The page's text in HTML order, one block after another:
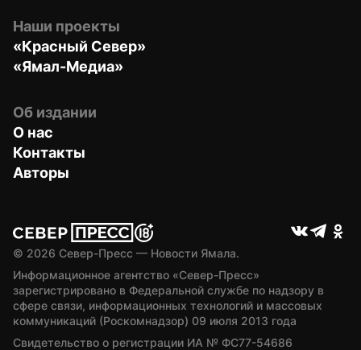
Наши проекты
«Красный Север»
«Ямал-Медиа»
Об издании
О нас
Контакты
Авторы
© 2026 Север-Пресс — Новости Ямала.
Информационное агентство «Север-Пресс»
зарегистрировано в Федеральной службе по надзору в
сфере связи, информационных технологий и массовых
коммуникаций (Роскомнадзор) 09 июля 2013 года
Свидетельство о регистрации ИА № ФС77-54686